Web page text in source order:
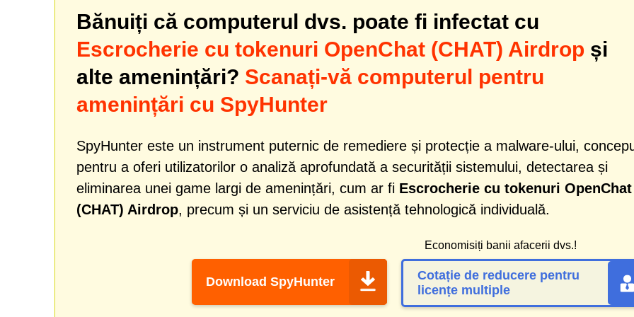
Bănuiți că computerul dvs. poate fi infectat cu
Escrocherie cu tokenuri OpenChat (CHAT) Airdrop și
alte amenințări? Scanați-vă computerul pentru
amenințări cu SpyHunter
SpyHunter este un instrument puternic de remediere și protecție a malware-ului,
pentru a oferi utilizatorilor o analiză aprofundată a securității sistemului, detectarea și
eliminarea unei game largi de amenințări, cum ar fi Escrocherie cu tokenuri OpenChat
(CHAT) Airdrop, precum și un serviciu de asistență tehnologică individuală.
Download SpyHunter
Economisiți banii afacerii dvs.!
Cotație de reducere pentru
licențe multiple